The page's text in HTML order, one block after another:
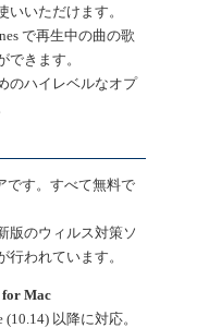
いいただけます。
で再生中の曲の歌
できます。
のハイレベルなオプ
です。すべて無料で
版のウィルス対策ソ
行われています。
for Mac
(10.14) 以降に対応。